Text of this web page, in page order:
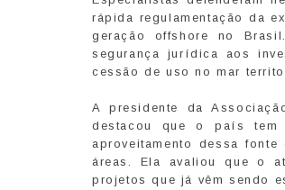
rápida regulamentação da
geração offshore no
segurança jurídica aos
cessão de uso no mar
A presidente da
destacou que o país tem
aproveitamento dessa
áreas. Ela avaliou que o
projetos que já vêm sendo